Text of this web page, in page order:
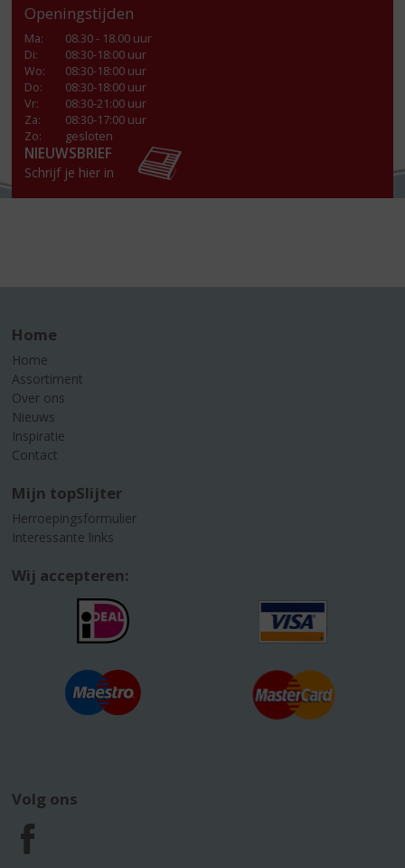
Openingstijden
Ma:
08.30 - 18.00 uur
Di:
08:30-18:00 uur
Wo:
08:30-18:00 uur
Do:
08:30-18:00 uur
Vr:
08:30-21:00 uur
Za:
08:30-17:00 uur
Zo:
gesloten
NIEUWSBRIEF
Schrijf je hier in
Home
Home
Assortiment
Over ons
Nieuws
Inspiratie
Contact
Mijn topSlijter
Herroepingsformulier
Interessante links
Wij accepteren:
Volg ons
F